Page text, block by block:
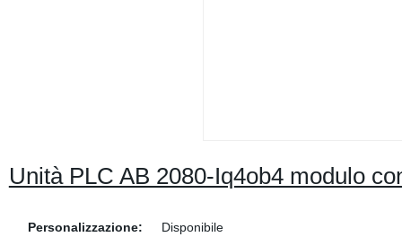
Unità PLC AB 2080-Iq4ob4 modulo
Personalizzazione:
Disponibile